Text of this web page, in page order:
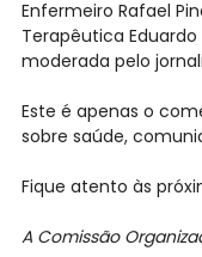
Enfermeiro Rafael
Terapêutica
moderada pelo
Este é apenas o
sobre saúde,
Fique atento às
A Comissão